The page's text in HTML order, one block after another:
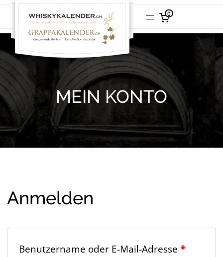
0
MEIN KONTO
Anmelden
Benutzername oder E-Mail-Adresse *